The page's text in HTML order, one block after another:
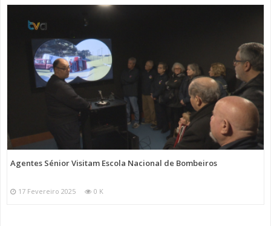
Agentes Sénior Visitam Escola Nacional de Bombeiros
17 Fevereiro 2025 0 K